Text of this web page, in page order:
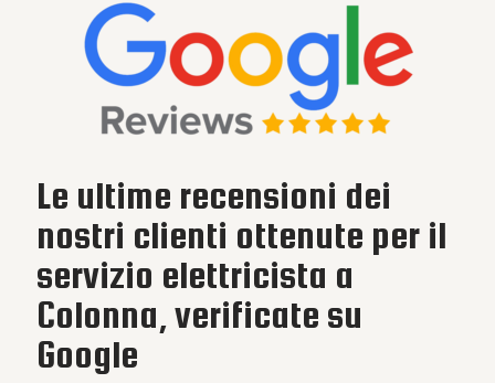
Le ultime recensioni dei
nostri clienti ottenute per il
servizio elettricista a
Colonna, verificate su
Google